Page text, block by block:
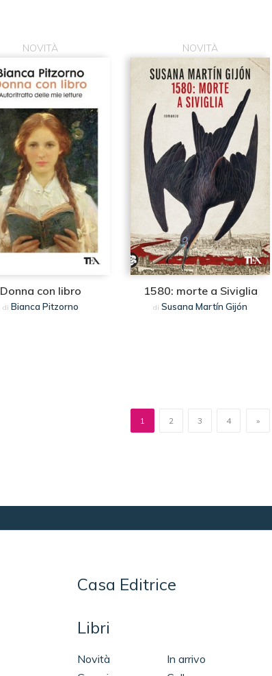
NOVITÀ
Donna con libro
di Bianca Pitzorno
NOVITÀ
1580: morte a Siviglia
di Susana Martín Gijón
»
1 2 3 4
Casa Editrice
Libri
Novità
In arrivo